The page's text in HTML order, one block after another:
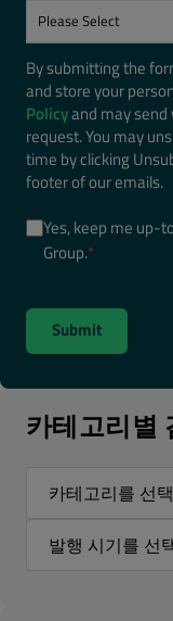
By submitting the
and store your
Policyand may
request. You may
time by clicking
footer of our emails.
Yes, keep me up-
Group.*
카테고리별